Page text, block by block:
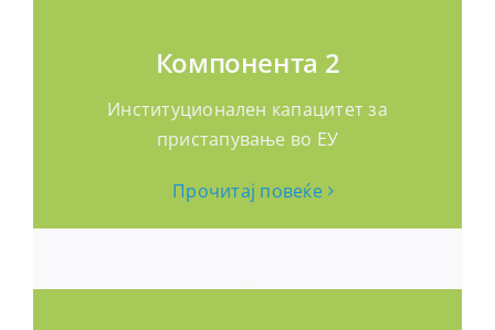
Компонента 2
Институционален капацитет за
пристапување во ЕУ
Прочитај повеќе